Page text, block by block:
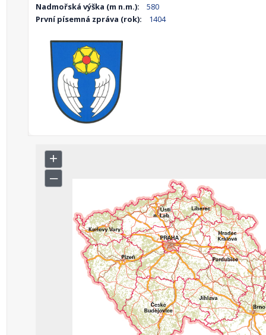
Nadmořská výška (m n.m.):
580
První písemná zpráva (rok):
1404